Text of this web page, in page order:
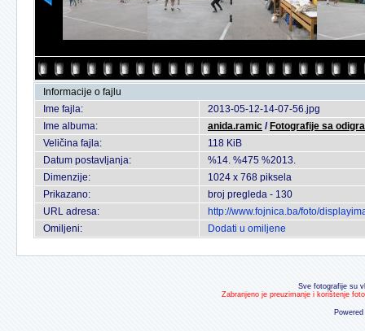
Informacije o fajlu
Ime fajla:
2013-05-12-14-07-56.jpg
Ime albuma:
anida.ramic / Fotografije sa
Veličina fajla:
118 KiB
Datum postavljanja:
%14. %475 %2013.
Dimenzije:
1024 x 768 piksela
Prikazano:
broj pregleda - 130
URL adresa:
http://www.fojnica.ba/foto/
Omiljeni:
Dodati u omiljene
Sve fotografije su
Zabranjeno je preuzimanje i korištenje